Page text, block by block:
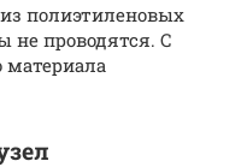
полиэтиленовых
не проводятся. С
материала